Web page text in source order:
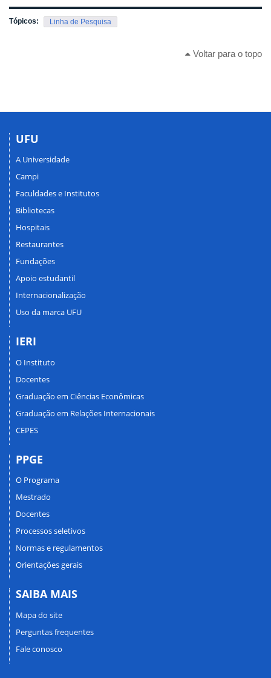
Tópicos: Linha de Pesquisa
Voltar para o topo
UFU
A Universidade
Campi
Faculdades e Institutos
Bibliotecas
Hospitais
Restaurantes
Fundações
Apoio estudantil
Internacionalização
Uso da marca UFU
IERI
O Instituto
Docentes
Graduação em Ciências Econômicas
Graduação em Relações Internacionais
CEPES
PPGE
O Programa
Mestrado
Docentes
Processos seletivos
Normas e regulamentos
Orientações gerais
SAIBA MAIS
Mapa do site
Perguntas frequentes
Fale conosco